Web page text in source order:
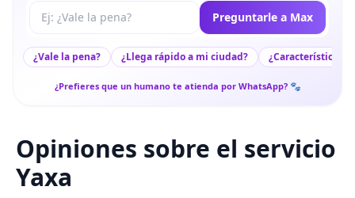
Tu pregunta a Max Preguntarle a Max
¿Vale la pena? ¿Llega rápido a mi ciudad? ¿Características
¿Prefieres que un humano te atienda por WhatsApp? 🐾
Opiniones sobre el servicio
Yaxa